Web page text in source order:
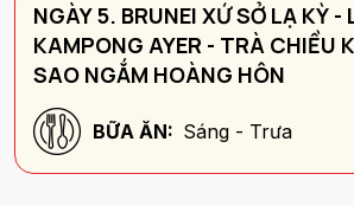
NGÀY 5. BRUNEI XỨ SỞ LẠ KỲ -
KAMPONG AYER - TRÀ CHIỀU
SAO NGẮM HOÀNG HÔN
BỮA ĂN: Sáng - Trưa